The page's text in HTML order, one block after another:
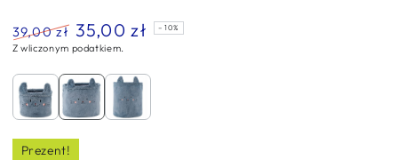
Normalna
39,00 zł
Cena
35,00 zł –10%
Z wliczonym podatkiem.
Prezent!